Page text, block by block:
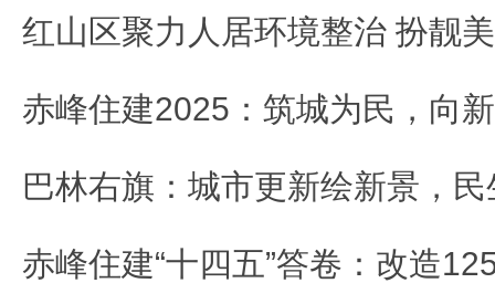
红山区聚力人居环境整治 扮靓
赤峰住建2025：筑城为民，向